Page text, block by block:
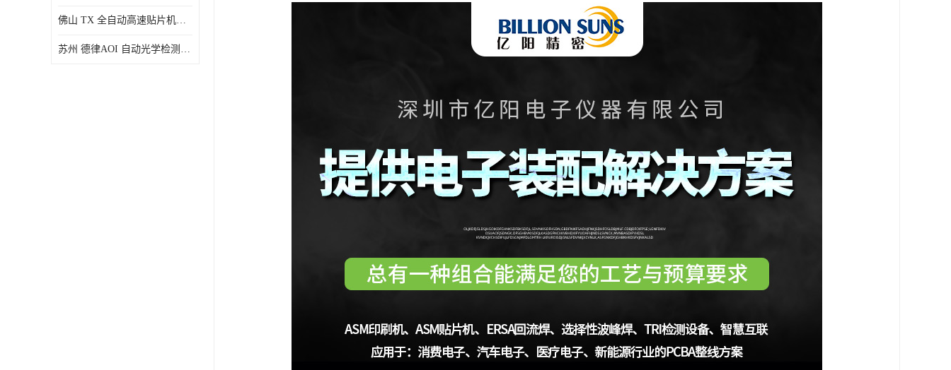
佛山 TX 全自动高速贴片机型号 结实耐用 全自动化
苏州 德律AOI 自动光学检测 帮助节省时间和劳动力成本